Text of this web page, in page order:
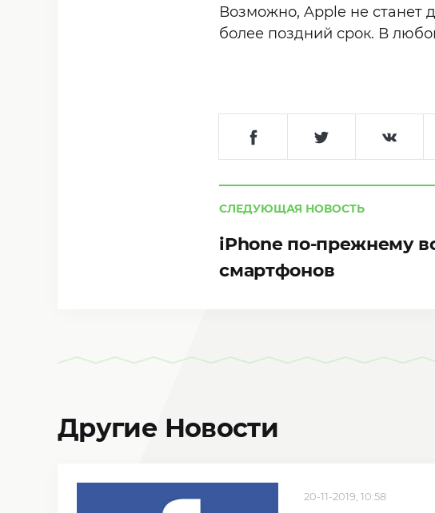
Возможно, Apple не станет
более поздний срок. В
СЛЕДУЮЩАЯ НОВОСТЬ
iPhone по-прежнему
смартфонов
Другие Новости
20-11-2019, 10:58